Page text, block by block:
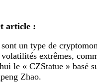
article :
un type de
volatilités extrêmes,
le « CZStatue » basé
Zhao.